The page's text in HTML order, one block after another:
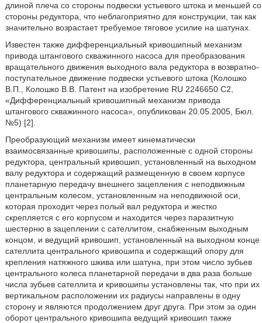
длиной плеча со стороны подвески устьевого штока и меньшей со
стороны редуктора, что неблагоприятно для конструкции, так как
значительно возрастает требуемое тяговое усилие на шатунах.
Известен также дифференциальный кривошипный механизм
привода штангового скважинного насоса для преобразования
вращательного движения выходного вала редуктора в возвратно-
поступательное движение подвески устьевого штока (Колошко
В.П., Колошко В.В. Патент на изобретение RU 2246650 С2,
«Дифференциальный кривошипный механизм привода
штангового скважинного насоса», опубликован 20.05.2005, Бюл.
№5) [2].
Преобразующий механизм имеет кинематически
взаимосвязанные кривошипы, расположенные с одной стороны
редуктора, центральный кривошип, установленный на выходном
валу редуктора и содержащий размещенную в своем корпусе
планетарную передачу внешнего зацепления с неподвижным
центральным колесом, установленным на неподвижной оси,
которая проходит через полый вал редуктора и жестко
скрепляется с его корпусом и находится через паразитную
шестерню в зацеплении с сателлитом, снабженным выходным
концом, и ведущий кривошип, установленный на выходном конце
сателлита центрального кривошипа и содержащий опору для
крепления натяжного шкива или шатуна, при этом число зубьев
центрального колеса планетарной передачи в два раза больше
числа зубьев сателлита и кривошипы установлены так, что при их
вертикальном расположении их радиусы направлены в одну
сторону и являются продолжением друг друга. При этом за один
оборот центрального кривошипа ведущий кривошип также